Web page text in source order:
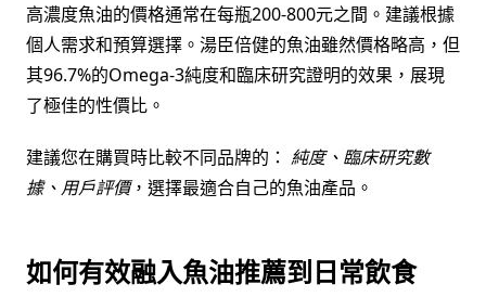
高濃度魚油的價格通常在每瓶200-800元之間。建議根據
個人需求和預算選擇。湯臣倍健的魚油雖然價格略高，但
其96.7%的Omega-3純度和臨床研究證明的效果，展現
了極佳的性價比。
建議您在購買時比較不同品牌的： 純度、臨床研究數
據、用戶評價，選擇最適合自己的魚油產品。
如何有效融入魚油推薦到日常飲食